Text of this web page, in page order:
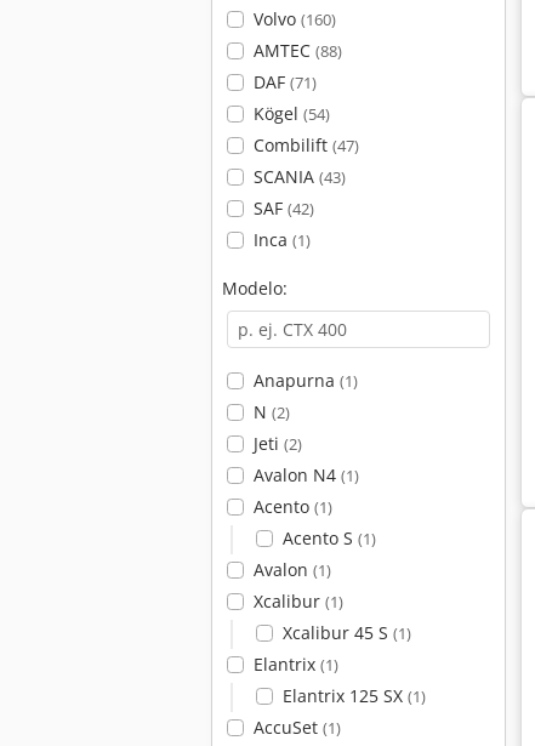
Volvo (160)
AMTEC (88)
DAF (71)
Kögel (54)
Combilift (47)
SCANIA (43)
SAF (42)
Inca (1)
Modelo:
Anapurna (1)
N (2)
Jeti (2)
Avalon N4 (1)
Acento (1)
Acento S (1)
Avalon (1)
Xcalibur (1)
Xcalibur 45 S (1)
Elantrix (1)
Elantrix 125 SX (1)
AccuSet (1)